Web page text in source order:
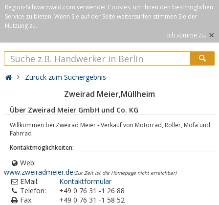
Region-Schwarzwald.com verwendet Cookies, um Ihnen den bestmöglichen
Service zu bieten. Wenn Sie auf der Seite weitersurfen stimmen Sie der
Nutzung zu.
Ich stimme zu. ×
Zurück zum Suchergebnis
Zweirad Meier,Müllheim
Über Zweirad Meier GmbH und Co. KG
Willkommen bei Zweirad Meier - Verkauf von Motorrad, Roller, Mofa und
Fahrrad
Kontaktmöglichkeiten:
Web:
www.zweiradmeier.de(Zur Zeit ist die Homepage nicht erreichbar)
EMail:
Kontaktformular
Telefon:
+49 0 76 31 -1 26 88
Fax:
+49 0 76 31 -1 58 52